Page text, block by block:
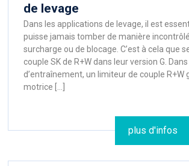
de levage
Dans les applications de levage, il est
puisse jamais tomber de manière
surcharge ou de blocage. C’est à cela que
couple SK de R+W dans leur version G.
d’entraînement, un limiteur de couple R+W
motrice […]
plus d'infos